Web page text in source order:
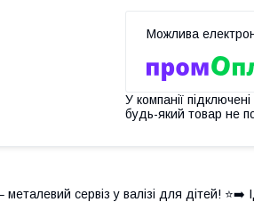
У компанії
будь-який товар не
сервіз у валізі для дітей! ⭐➡️